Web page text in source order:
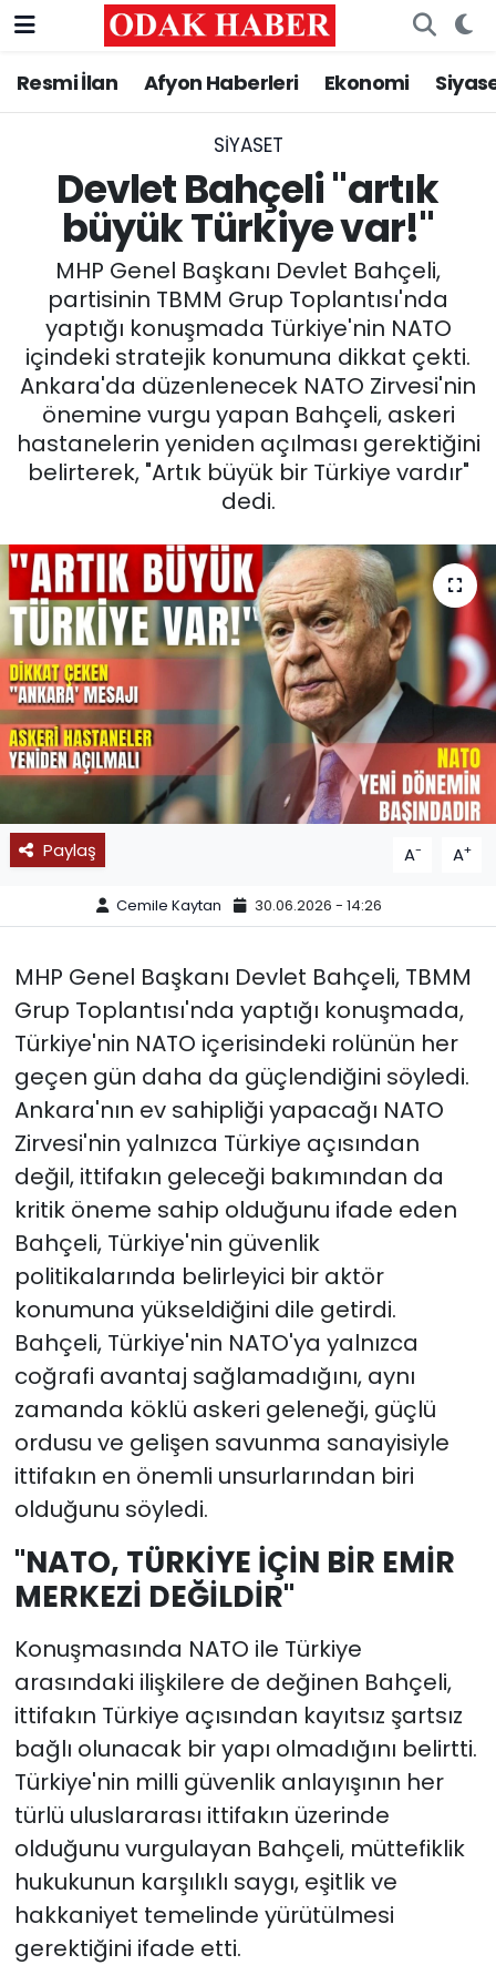
Resmi İlan Afyon Haberleri Ekonomi
SIYASET
Devlet Bahçeli "artık
büyük Türkiye var!"
MHP Genel Başkanı Devlet Bahçeli,
partisinin TBMM Grup Toplantısı'nda
yaptığı konuşmada Türkiye'nin NATO
içindeki stratejik konumuna dikkat çekti.
Ankara'da düzenlenecek NATO Zirvesi'nin
önemine vurgu yapan Bahçeli, askeri
hastanelerin yeniden açılması gerektiğini
belirterek, "Artık büyük bir Türkiye vardır"
dedi.
Paylaş A- A+
Cemile Kaytan 30.06.2026 - 14:26
MHP Genel Başkanı Devlet Bahçeli, TBMM
Grup Toplantısı'nda yaptığı konuşmada,
Türkiye'nin NATO içerisindeki rolünün her
geçen gün daha da güçlendiğini söyledi.
Ankara'nın ev sahipliği yapacağı NATO
Zirvesi'nin yalnızca Türkiye açısından
değil, ittifakın geleceği bakımından da
kritik öneme sahip olduğunu ifade eden
Bahçeli, Türkiye'nin güvenlik
politikalarında belirleyici bir aktör
konumuna yükseldiğini dile getirdi.
Bahçeli, Türkiye'nin NATO'ya yalnızca
coğrafi avantaj sağlamadığını, aynı
zamanda köklü askeri geleneği, güçlü
ordusu ve gelişen savunma sanayisiyle
ittifakın en önemli unsurlarından biri
olduğunu söyledi.
"NATO, TÜRKİYE İÇİN BİR EMİR
MERKEZİ DEĞİLDİR"
Konuşmasında NATO ile Türkiye
arasındaki ilişkilere de değinen Bahçeli,
ittifakın Türkiye açısından kayıtsız şartsız
bağlı olunacak bir yapı olmadığını belirtti.
Türkiye'nin milli güvenlik anlayışının her
türlü uluslararası ittifakın üzerinde
olduğunu vurgulayan Bahçeli, müttefiklik
hukukunun karşılıklı saygı, eşitlik ve
hakkaniyet temelinde yürütülmesi
gerektiğini ifade etti.
AFYONKARAHİSAR HABERLERİ
ASAYİŞ
GÜNCEL
SİYASET
EĞİTİM
MAGAZİN
SAĞLIK
11:11 MANŞET
Nöbetçi Eczaneler
Trafik Durumu
Süper Lig Puan Durumu ve Fikstür
Tüm Manşetler
Son Dakika Haberleri
Haber Arşivi